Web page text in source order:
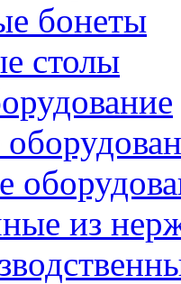
бонеты
столы
из